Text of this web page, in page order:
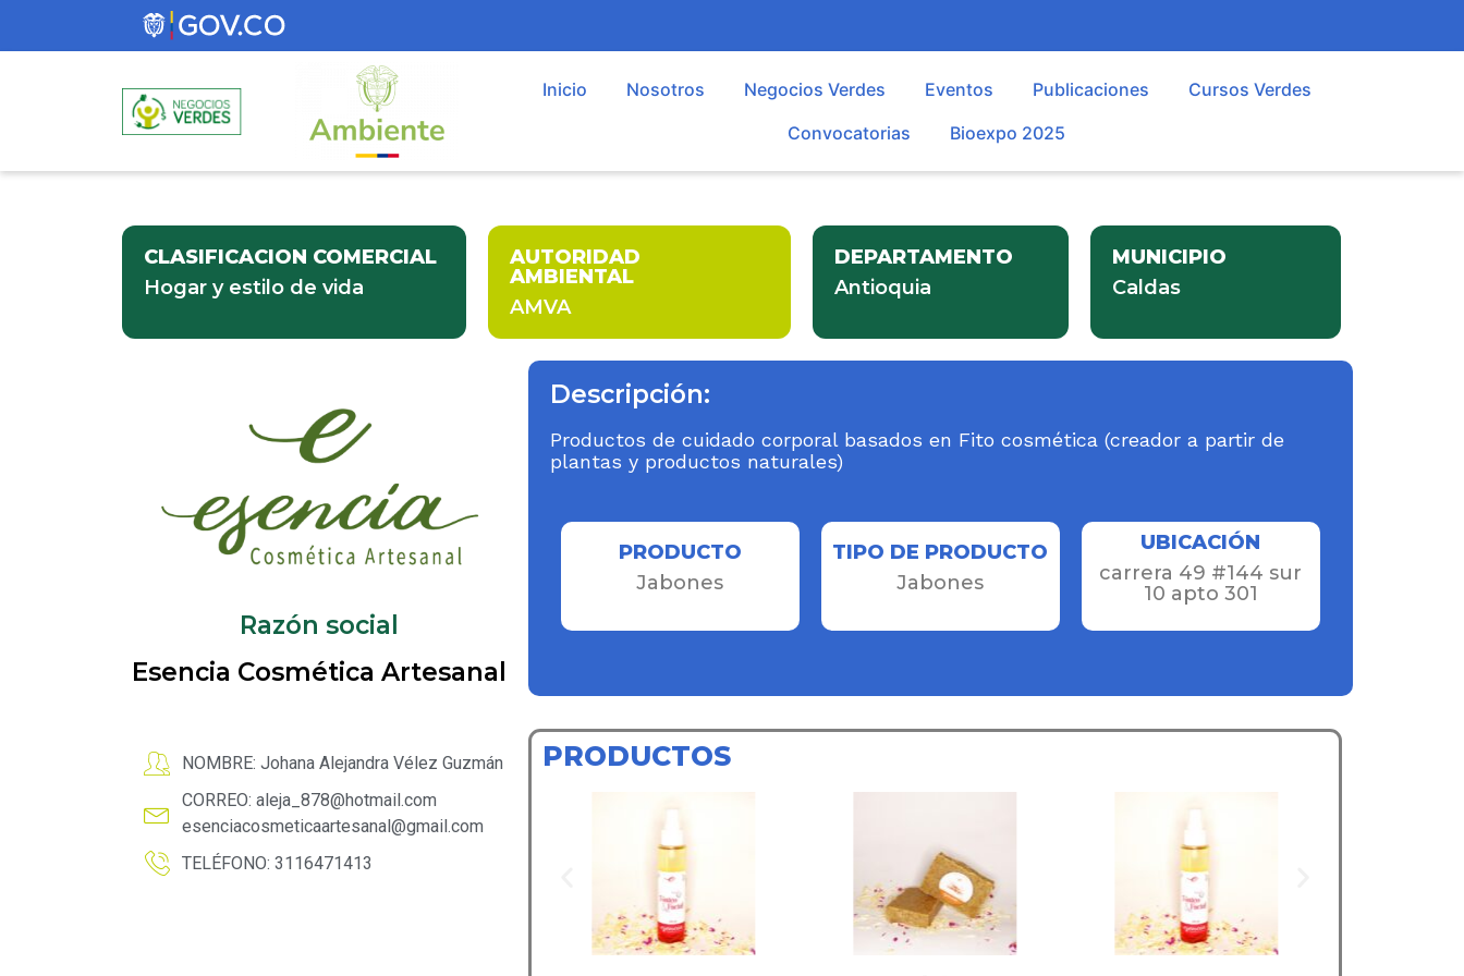
Inicio Nosotros Negocios Verdes Eventos Publicaciones
Cursos Verdes
Convocatorias
Bioexpo 2025
CLASIFICACION COMERCIAL
Hogar y estilo de vida
AUTORIDAD
AMBIENTAL
AMVA
DEPARTAMENTO
Antioquia
MUNICIPIO
Caldas
Razón social
Esencia Cosmética Artesanal
Descripción:
Productos de cuidado corporal basados en Fito cosmética (creador a partir de
plantas y productos naturales)
PRODUCTO
Jabones
TIPO DE PRODUCTO
Jabones
UBICACIÓN
carrera 49 #144 sur
10 apto 301
NOMBRE: Johana Alejandra Vélez Guzmán
CORREO: aleja_878@hotmail.com
esenciacosmeticaartesanal@gmail.com
TELÉFONO: 3116471413
PRODUCTOS